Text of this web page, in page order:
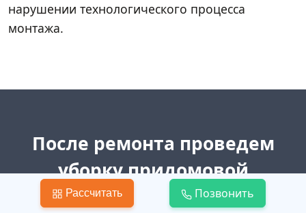
нарушении технологического процесса
монтажа.
После ремонта проведем
уборку придомовой
территории
Рассчитать Позвонить